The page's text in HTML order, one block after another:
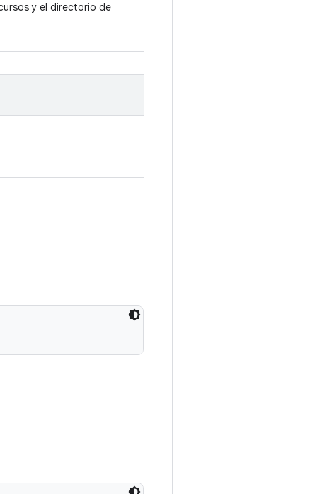
y el directorio de